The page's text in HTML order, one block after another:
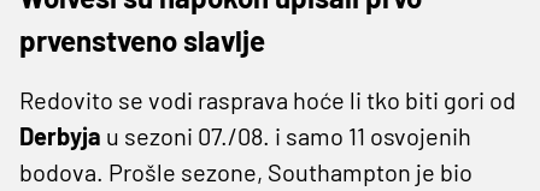
prvenstveno slavlje
Redovito se vodi rasprava hoće li tko biti gori od
Derbyja u sezoni 07./08. i samo 11 osvojenih
bodova. Prošle sezone, Southampton je bio